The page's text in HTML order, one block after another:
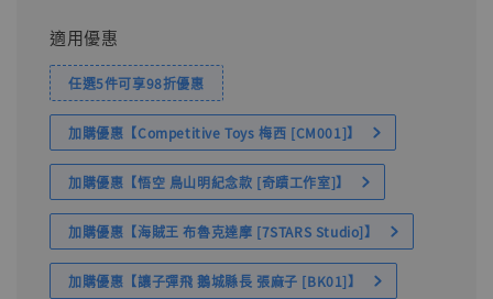
適用優惠
任選5件可享98折優惠
加購優惠【Competitive Toys 梅西 [CM001]】
加購優惠【悟空 鳥山明紀念款 [奇蹟工作室]】
加購優惠【海賊王 布魯克達摩 [7STARS Studio]】
加購優惠【讓子彈飛 鵝城縣長 張麻子 [BK01]】